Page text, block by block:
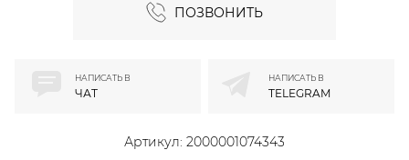
ПОЗВОНИТЬ
Артикул: 2000001074343
НАПИСАТЬ В
ЧАТ
НАПИСАТЬ В
TELEGRAM